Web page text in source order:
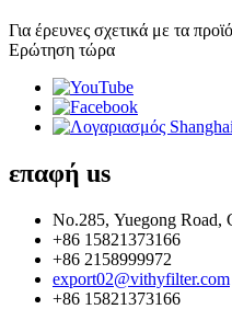
Για έρευνες σχετικά με τα
Ερώτηση τώρα
επαφή us
Νο.285, Yuegong Road,
+86 15821373166
+86 2158999972
export02@vithyfilter.com
+86 15821373166